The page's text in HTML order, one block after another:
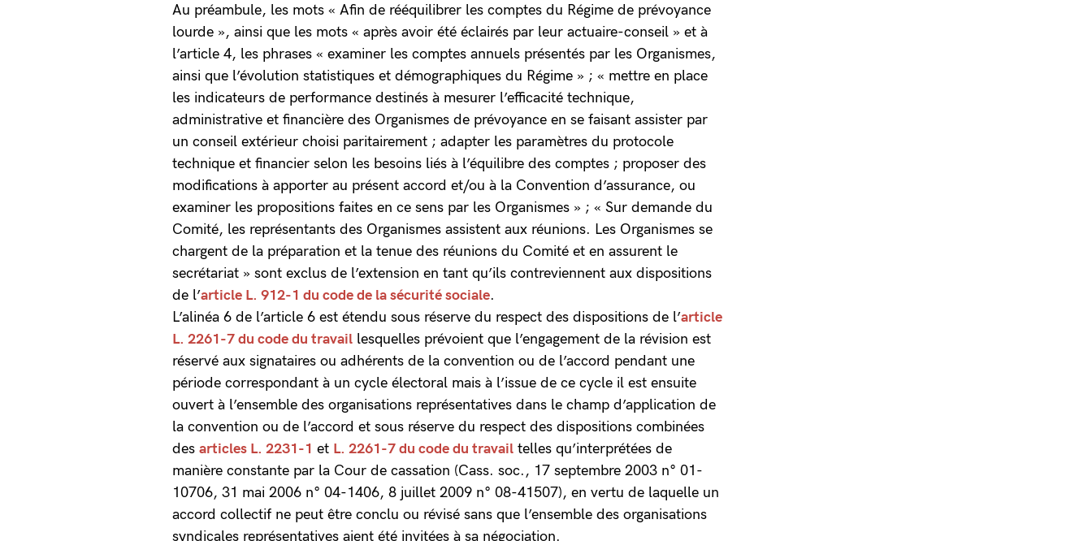
Au préambule, les mots « Afin de rééquilibrer les comptes du Régime de prévoyance
lourde », ainsi que les mots « après avoir été éclairés par leur actuaire-conseil » et à
l’article 4, les phrases « examiner les comptes annuels présentés par les Organismes,
ainsi que l’évolution statistiques et démographiques du Régime » ; « mettre en place
les indicateurs de performance destinés à mesurer l’efficacité technique,
administrative et financière des Organismes de prévoyance en se faisant assister par
un conseil extérieur choisi paritairement ; adapter les paramètres du protocole
technique et financier selon les besoins liés à l’équilibre des comptes ; proposer des
modifications à apporter au présent accord et/ou à la Convention d’assurance, ou
examiner les propositions faites en ce sens par les Organismes » ; « Sur demande du
Comité, les représentants des Organismes assistent aux réunions. Les Organismes se
chargent de la préparation et la tenue des réunions du Comité et en assurent le
secrétariat » sont exclus de l’extension en tant qu’ils contreviennent aux dispositions
de l’article L. 912-1 du code de la sécurité sociale.
L’alinéa 6 de l’article 6 est étendu sous réserve du respect des dispositions de l’article
L. 2261-7 du code du travail lesquelles prévoient que l’engagement de la révision est
réservé aux signataires ou adhérents de la convention ou de l’accord pendant une
période correspondant à un cycle électoral mais à l’issue de ce cycle il est ensuite
ouvert à l’ensemble des organisations représentatives dans le champ d’application de
la convention ou de l’accord et sous réserve du respect des dispositions combinées
des articles L. 2231-1 et L. 2261-7 du code du travail telles qu’interprétées de
manière constante par la Cour de cassation (Cass. soc., 17 septembre 2003 n° 01-
10706, 31 mai 2006 n° 04-1406, 8 juillet 2009 n° 08-41507), en vertu de laquelle un
accord collectif ne peut être conclu ou révisé sans que l’ensemble des organisations
syndicales représentatives aient été invitées à sa négociation.